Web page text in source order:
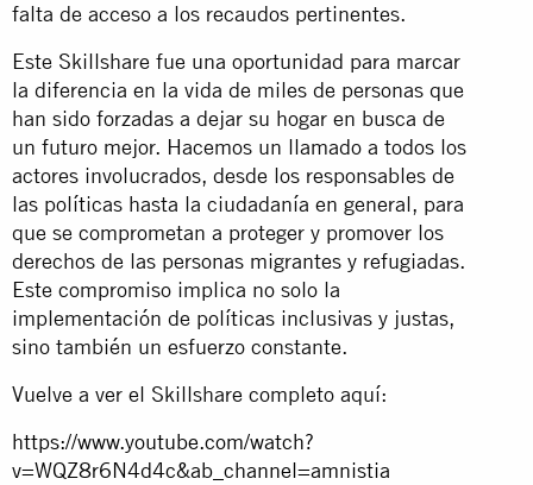
falta de acceso a los recaudos pertinentes.
Este Skillshare fue una oportunidad para marcar
la diferencia en la vida de miles de personas que
han sido forzadas a dejar su hogar en busca de
un futuro mejor. Hacemos un llamado a todos los
actores involucrados, desde los responsables de
las políticas hasta la ciudadanía en general, para
que se comprometan a proteger y promover los
derechos de las personas migrantes y refugiadas.
Este compromiso implica no solo la
implementación de políticas inclusivas y justas,
sino también un esfuerzo constante.
Vuelve a ver el Skillshare completo aquí:
https://www.youtube.com/watch?
v=WQZ8r6N4d4c&ab_channel=amnistia